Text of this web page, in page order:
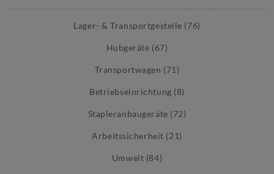
Lager- & Transportgestelle (76)
Hubgeräte (67)
Transportwagen (71)
Betriebseinrichtung (8)
Stapleranbaugeräte (72)
Arbeitssicherheit (21)
Umwelt (84)